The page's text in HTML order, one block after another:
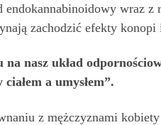
endokannabinoidowy wraz
zachodzić efekty
na nasz układ
a umysłem”.
z mężczyznami